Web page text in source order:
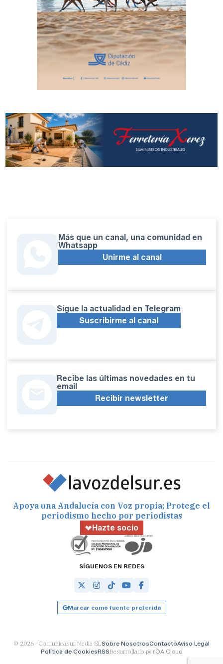
Más que un canal, una comunidad en
Whatsapp
Unirme al canal
Sígue la actualidad en Telegram
Suscribirme al canal
Recibe las últimas novedades en tu
email
Recibir newsletter
Apoya una Andalucía con Voz propia; Protege el
periodismo hecho por periodistas
Hazte socio
SÍGUENOS EN REDES
Marcar como fuente preferida
© 2026 Comunicasur Media SLSobre NosotrosContactoAviso Legal
Política de CookiesRSSDesarrollado porOA Cloud